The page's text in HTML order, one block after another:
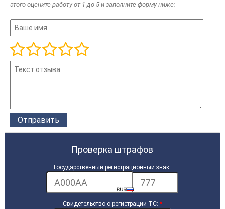
этого оцените работу от 1 до 5 и заполните форму ниже:
Проверка штрафов
Государственный регистрационный знак:
Свидетельство о регистрации ТС: *